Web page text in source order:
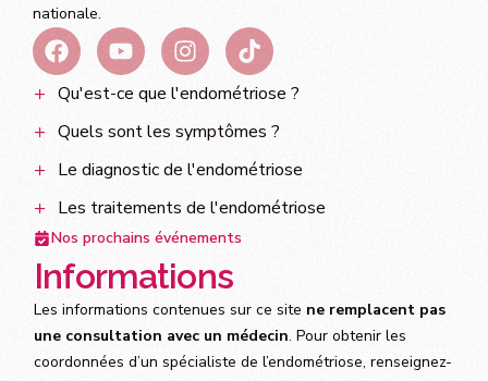
nationale.
Qu'est-ce que l'endométriose ?
Quels sont les symptômes ?
Le diagnostic de l'endométriose
Les traitements de l'endométriose
Nos prochains événements
Informations
Les informations contenues sur ce site ne remplacent pas
une consultation avec un médecin. Pour obtenir les
coordonnées d’un spécialiste de l’endométriose, renseignez-